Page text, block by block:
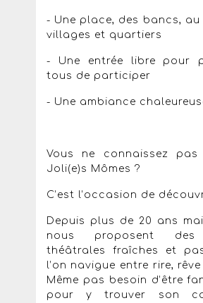
- Une place, des bancs, au
villages et quartiers
- Une entrée libre pour
tous de participer
- Une ambiance
Vous ne connaissez pas
Joli(e)s Mômes ?
C’est l’occasion de
Depuis plus de 20 ans
nous proposent des
théâtrales fraîches et
l’on navigue entre rire,
Même pas besoin d’être
pour y trouver son